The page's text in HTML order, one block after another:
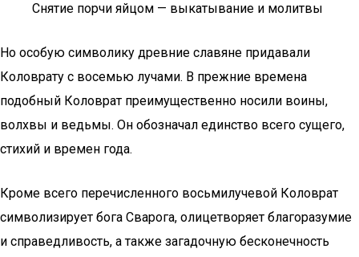
Снятие порчи яйцом — выкатывание и молитвы
Но особую символику древние славяне придавали
Коловрату с восемью лучами. В прежние времена
подобный Коловрат преимущественно носили воины,
волхвы и ведьмы. Он обозначал единство всего сущего,
стихий и времен года.
Кроме всего перечисленного восьмилучевой Коловрат
символизирует бога Сварога, олицетворяет благоразумие
и справедливость, а также загадочную бесконечность